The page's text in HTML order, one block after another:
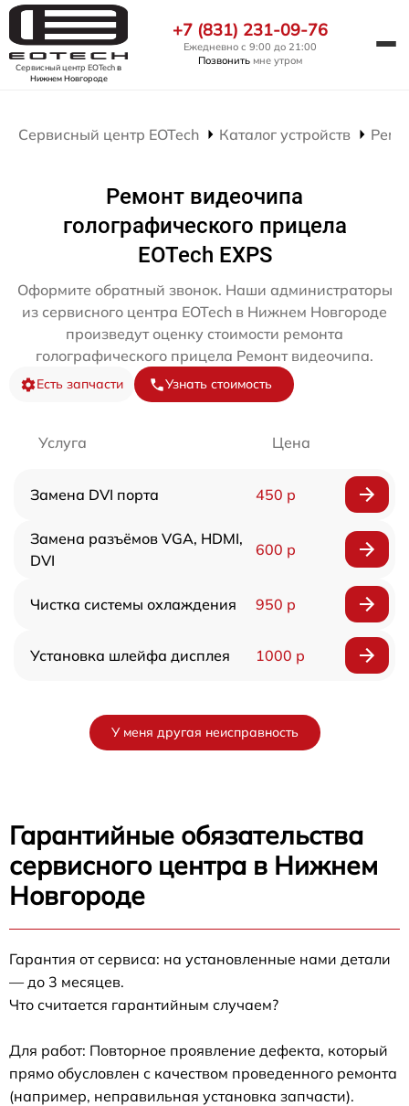
Сервисный центр EOTechв
Нижнем Новгороде
+7 (831) 231-09-76
Ежедневно с 9:00 до 21:00
Позвонить мне утром
Сервисный центр EOTech Каталог устройств
Ремонт видеочипа
голографического прицела
EOTech EXPS
Оформите обратный звонок. Наши администраторы
из сервисного центра EOTech в Нижнем Новгороде
произведут оценку стоимости ремонта
голографического прицела Ремонт видеочипа.
Есть запчасти Узнать стоимость
Услуга Цена
Замена DVI порта 450 р
Замена разъёмов VGA, HDMI,
DVI
600 р
Чистка системы охлаждения 950 р
Установка шлейфа дисплея 1000 р
У меня другая неисправность
Гарантийные обязательства
сервисного центра в Нижнем
Новгороде
Гарантия от сервиса: на установленные нами детали
— до 3 месяцев.
Что считается гарантийным случаем?
Для работ: Повторное проявление дефекта, который
прямо обусловлен с качеством проведенного ремонта
(например, неправильная установка запчасти).